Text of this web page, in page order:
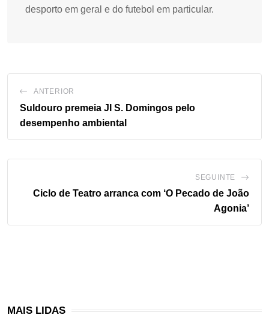
desporto em geral e do futebol em particular.
ANTERIOR
Suldouro premeia JI S. Domingos pelo
desempenho ambiental
SEGUINTE
Ciclo de Teatro arranca com ‘O Pecado de João
Agonia’
MAIS LIDAS